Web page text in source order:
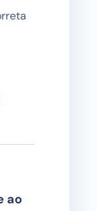
ao